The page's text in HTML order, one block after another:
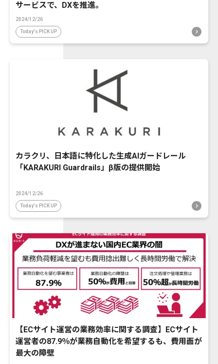
サービスで、DXを推進。
2024/12/26
Today's PICK UP
カラクリ、日本語に特化した生成AIガードレール
「KARAKURI Guardrails」β版の提供開始
2024/12/26
Today's PICK UP
【ECサイト運営の業務効率に関する調査】ECサイト
運営者の87.9％が業務自動化を希望するも、費用面が
最大の障壁